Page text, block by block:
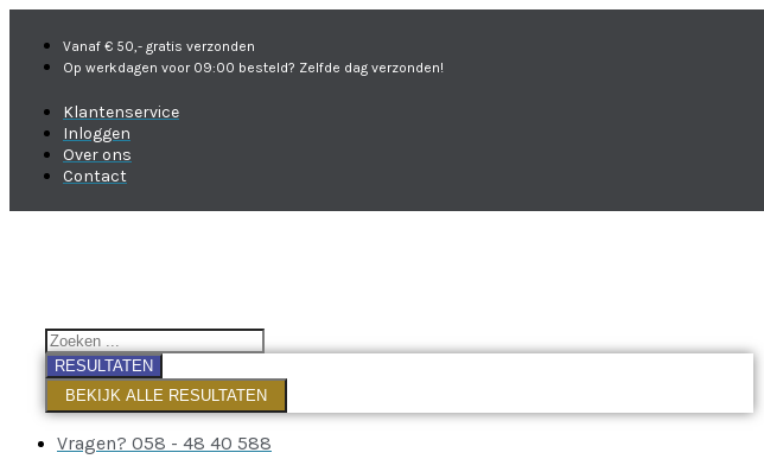
Vanaf € 50,- gratis verzonden
Op werkdagen voor 09:00 besteld? Zelfde dag verzonden!
Klantenservice
Inloggen
Over ons
Contact
RESULTATEN
BEKIJK ALLE RESULTATEN
Vragen? 058 - 48 40 588